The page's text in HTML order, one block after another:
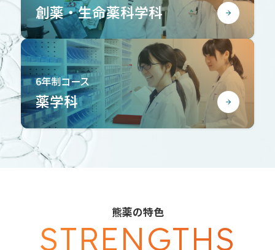
創薬・生命薬科学科
6年制コース
薬学科
熊薬の特色
STRENGTHS